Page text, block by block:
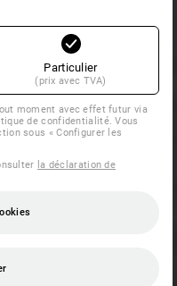
Particulier
(prix avec TVA)
moment avec effet futur via
de confidentialité. Vous
sous « Configurer les
la déclaration de